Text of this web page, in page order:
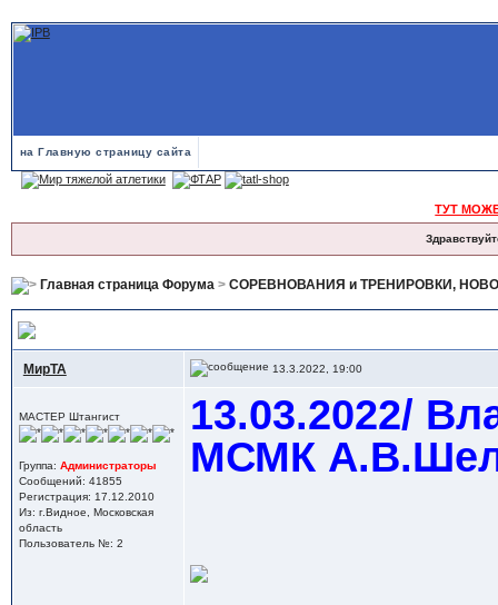
на Главную страницу сайта
ТУТ
Главная страница Форума> СОРЕВНОВАНИЯ и ТРЕНИРОВКИ,
МирТА 13.3.2022, 19:00
МАСТЕР Штангист
Группа: Администраторы
Сообщений: 41855
Регистрация: 17.12.2010
Из: г.Видное, Московская
область
Пользователь №: 2
13.03.2022/
МСМК